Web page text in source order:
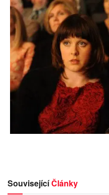
SouvisejícíČlánky